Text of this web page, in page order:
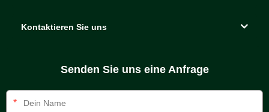
Kontaktieren Sie uns
Senden Sie uns eine Anfrage
*